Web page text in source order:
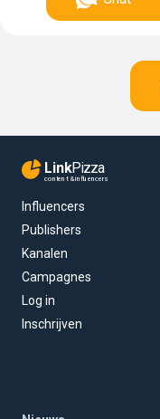
LinkPizza
content & influencers
Influencers
Publishers
Kanalen
Campagnes
Log in
Inschrijven